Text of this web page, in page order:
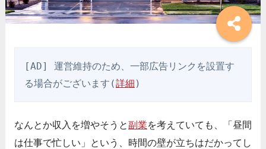
[AD] 運営維持のため、一部広告リンクを設置す
る場合がございます(詳細 )
なんとか収入を増やそうと副業を考えていても、「昼間
は仕事で忙しい」という、時間の壁が立ちはだかってし